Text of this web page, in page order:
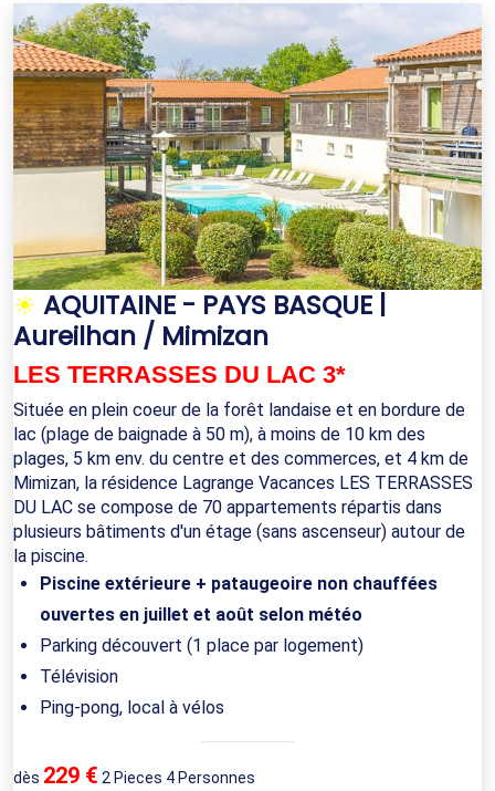
☀ AQUITAINE - PAYS BASQUE |
Aureilhan / Mimizan
LES TERRASSES DU LAC 3*
Située en plein coeur de la forêt landaise et en bordure de
lac (plage de baignade à 50 m), à moins de 10 km des
plages, 5 km env. du centre et des commerces, et 4 km de
Mimizan, la résidence Lagrange Vacances LES TERRASSES
DU LAC se compose de 70 appartements répartis dans
plusieurs bâtiments d'un étage (sans ascenseur) autour de
la piscine.
Piscine extérieure + pataugeoire non chauffées
ouvertes en juillet et août selon météo
Parking découvert (1 place par logement)
Télévision
Ping-pong, local à vélos
dès 229 € 2 Pieces 4 Personnes